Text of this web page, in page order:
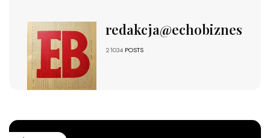
redakcja@echobiznesu.pl
21034 POSTS